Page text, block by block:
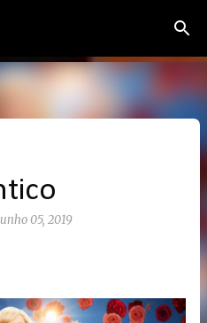
principal
05, 2019